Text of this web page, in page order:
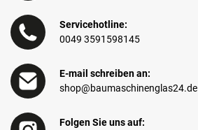
Servicehotline:
0049 3591598145
E-mail schreiben an:
shop@baumaschinenglas24.de
Folgen Sie uns auf: